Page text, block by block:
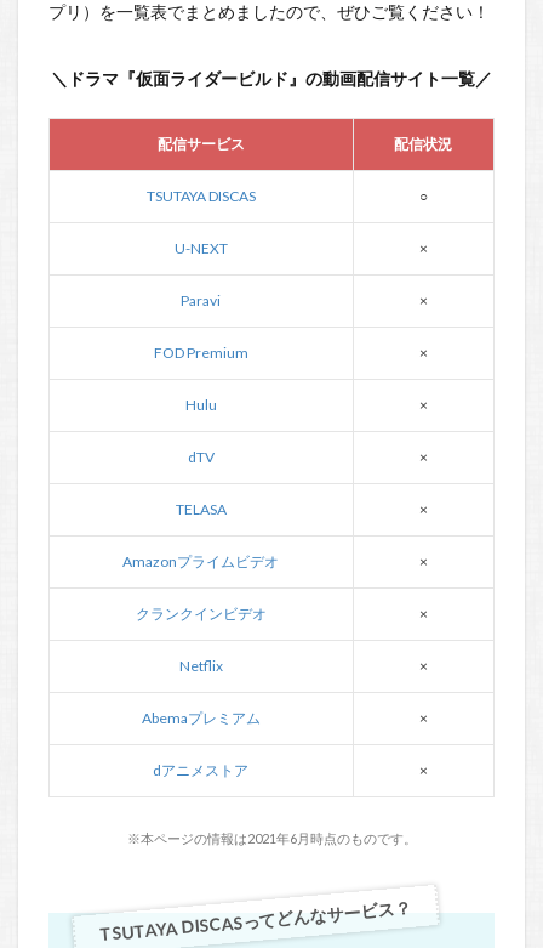
プリ）を一覧表でまとめましたので、ぜひご覧ください！
＼ドラマ『仮面ライダービルド』の動画配信サイト一覧／
配信サービス 配信状況
TSUTAYA DISCAS ○
U-NEXT ×
Paravi ×
FOD Premium ×
Hulu ×
dTV ×
TELASA ×
Amazonプライムビデオ ×
クランクインビデオ ×
Netflix ×
Abemaプレミアム ×
dアニメストア ×
※本ページの情報は2021年6月時点のものです。
TSUTAYA DISCASってどんなサービス？